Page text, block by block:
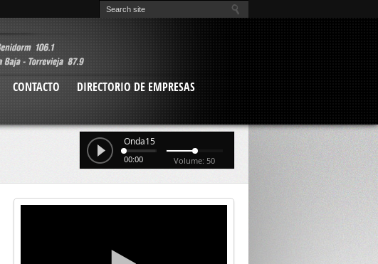
CONTACTO
DIRECTORIO DE EMPRESAS
Onda15
00:00 Volume: 50